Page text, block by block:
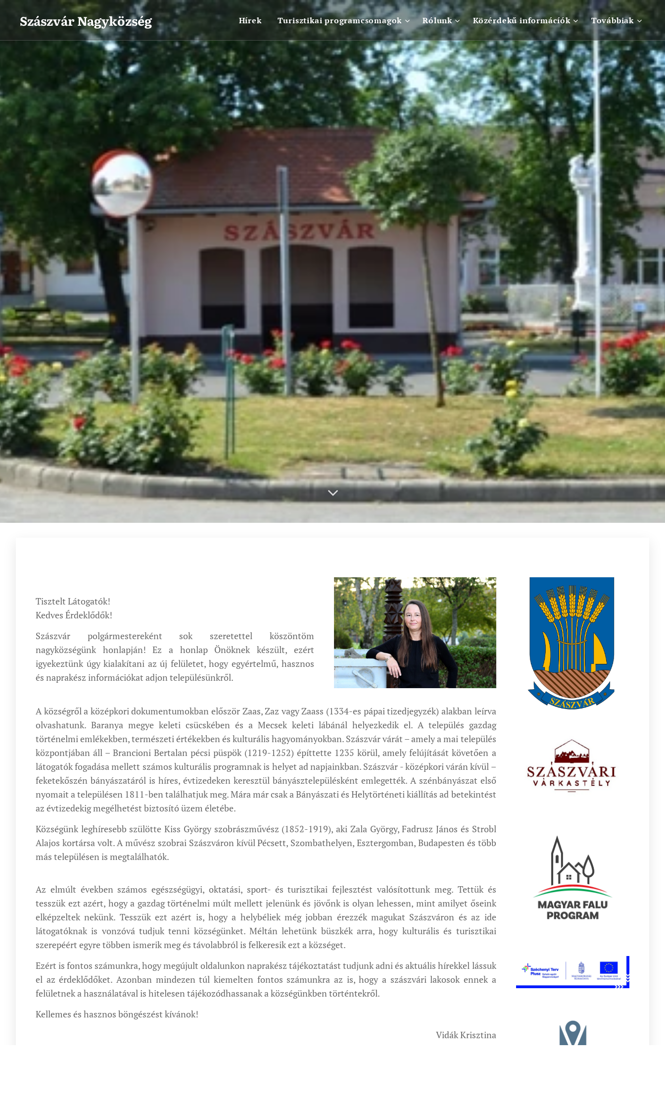
SzászvárNagyközség Hírek Turisztikai programcsomagok Rólunk Közérdekű informácíók Továbbiak
Tisztelt Látogatók!
Kedves Érdeklődők!
Szászvár polgármestereként sok szeretettel köszöntöm
nagyközségünk honlapján! Ez a honlap Önöknek készült, ezért
igyekeztünk úgy kialakítani az új felületet, hogy egyértelmű, hasznos
és naprakész információkat adjon településünkről.
A községről a középkori dokumentumokban először Zaas, Zaz vagy Zaass (1334-es pápai tizedjegyzék) alakban leírva
olvashatunk. Baranya megye keleti csücskében és a Mecsek keleti lábánál helyezkedik el. A település gazdag
történelmi emlékekben, természeti értékekben és kulturális hagyományokban. Szászvár várát – amely a mai település
központjában áll – Brancioni Bertalan pécsi püspök (1219-1252) építtette 1235 körül, amely felújítását követően a
látogatók fogadása mellett számos kulturális programnak is helyet ad napjainkban. Szászvár - középkori várán kívül –
feketekőszén bányászatáról is híres, évtizedeken keresztül bányásztelepülésként emlegették. A szénbányászat első
nyomait a településen 1811-ben találhatjuk meg. Mára már csak a Bányászati és Helytörténeti kiállítás ad betekintést
az évtizedekig megélhetést biztosító üzem életébe.
Községünk leghíresebb szülötte Kiss György szobrászművész (1852-1919), aki Zala György, Fadrusz János és Strobl
Alajos kortársa volt. A művész szobrai Szászváron kívül Pécsett, Szombathelyen, Esztergomban, Budapesten és több
más településen is megtalálhatók.
Az elmúlt években számos egészségügyi, oktatási, sport- és turisztikai fejlesztést valósítottunk meg. Tettük és
tesszük ezt azért, hogy a gazdag történelmi múlt mellett jelenünk és jövőnk is olyan lehessen, mint amilyet őseink
elképzeltek nekünk. Tesszük ezt azért is, hogy a helybéliek még jobban érezzék magukat Szászváron és az ide
látogatóknak is vonzóvá tudjuk tenni községünket. Méltán lehetünk büszkék arra, hogy kulturális és turisztikai
szerepéért egyre többen ismerik meg és távolabbról is felkeresik ezt a községet.
Ezért is fontos számunkra, hogy megújult oldalunkon naprakész tájékoztatást tudjunk adni és aktuális hírekkel lássuk
el az érdeklődőket. Azonban mindezen túl kiemelten fontos számunkra az is, hogy a szászvári lakosok ennek a
felületnek a használatával is hitelesen tájékozódhassanak a községünkben történtekről.
Kellemes és hasznos böngészést kívánok!
Vidák Krisztina